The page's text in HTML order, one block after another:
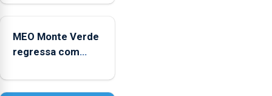
no Coliseu
MEO Monte Verde
regressa com
acessibilidade